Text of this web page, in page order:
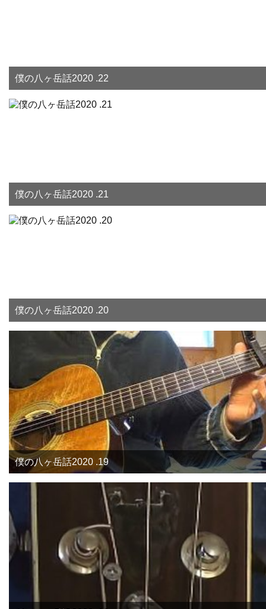
僕の八ヶ岳話2020 .22
僕の八ヶ岳話2020 .21
僕の八ヶ岳話2020 .20
僕の八ヶ岳話2020 .19